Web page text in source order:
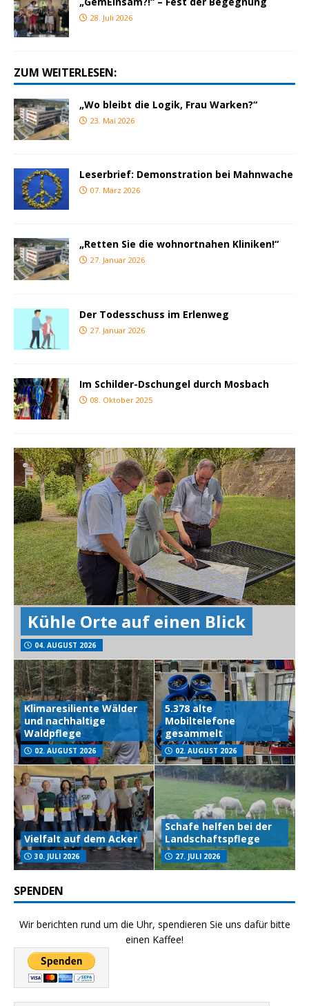
28. Juli 2026
ZUM WEITERLESEN:
„Wo bleibt die Logik, Frau Warken?“
23. Mai 2026
Leserbrief: Demonstration bei Mahnwache
07. März 2026
„Retten Sie die wohnortnahen Kliniken!“
27. Januar 2026
Der Todesschuss im Erlenweg
27. Januar 2026
Im Schilder-Dschungel durch Mosbach
08. Oktober 2025
Kühle Orte auf einen Blick
04. AUGUST 2026
Klimaresiliente Wälder
und nachhaltige
Waldpflege
02. AUGUST 2026
5.378 alte
Mobiltelefone
gesammelt
02. AUGUST 2026
Vielfalt auf dem Acker
30. JULI 2026
Schafe helfen bei der
Landschaftspflege
27. JULI 2026
SPENDEN
Wir berichten rund um die Uhr, spendieren Sie uns dafür bitte
einen Kaffee!